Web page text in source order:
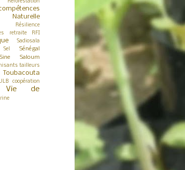
Reforestation
Naturelle
Résilience
retraite
RFI
Sadiosala
Sel Sénégal
Sine Saloum
tailleurs
Toubacouta
coopération
Vie de